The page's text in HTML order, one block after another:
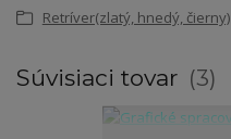
Retríver(zlatý, hnedý, čierny)
Súvisiaci tovar 3